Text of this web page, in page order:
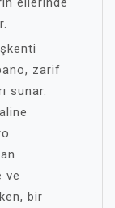
zarif
sunar.
ve
bir